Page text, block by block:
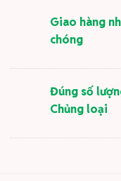
Giao hàng
chóng
Đúng số
Chủng loại